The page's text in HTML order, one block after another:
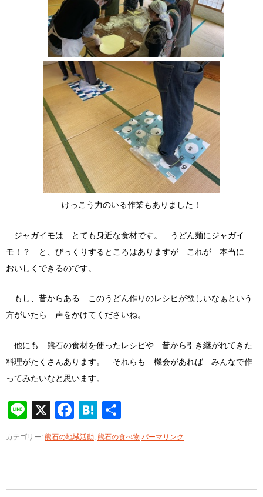
けっこう力のいる作業もありました！
ジャガイモは とても身近な食材です。 うどん麺にジャガイ
モ！？ と、びっくりするところはありますが これが 本当に
おいしくできるのです。
もし、昔からある このうどん作りのレシピが欲しいなぁという
方がいたら 声をかけてくださいね。
他にも 熊石の食材を使ったレシピや 昔から引き継がれてきた
料理がたくさんあります。 それらも 機会があれば みんなで作
ってみたいなと思います。
Line
X Facebook
Hatena
有
カテゴリー: 熊石の地域活動, 熊石の食べ物 パーマリンク